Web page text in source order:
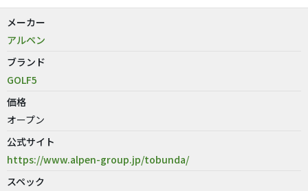
メーカー
アルペン
ブランド
GOLF5
価格
オープン
公式サイト
https://www.alpen-group.jp/tobunda/
スペック